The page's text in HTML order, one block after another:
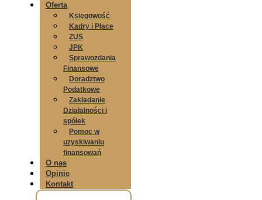
Oferta
Księgowość
Kadry i Płace
ZUS
JPK
Sprawozdania
Finansowe
Doradztwo
Podatkowe
Zakładanie
Działalności i
spółek
Pomoc w
uzyskiwaniu
finansowań
O nas
Opinie
Kontakt